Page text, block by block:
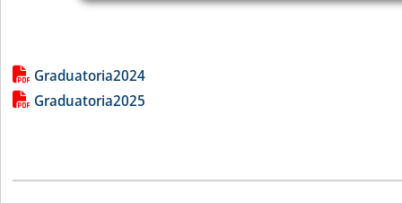
Lista allegati PDF alla notizia
Graduatoria2024
Graduatoria2025